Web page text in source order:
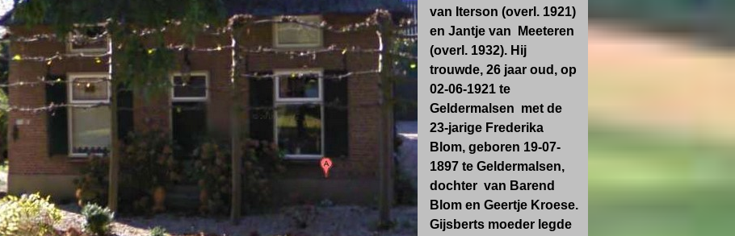
van Iterson (overl. 1921)
en Jantje van Meeteren
(overl. 1932). Hij
trouwde, 26 jaar oud, op
02-06-1921 te
Geldermalsen met de
23-jarige Frederika
Blom, geboren 19-07-
1897 te Geldermalsen,
dochter van Barend
Blom en Geertje Kroese.
Gijsberts moeder legde